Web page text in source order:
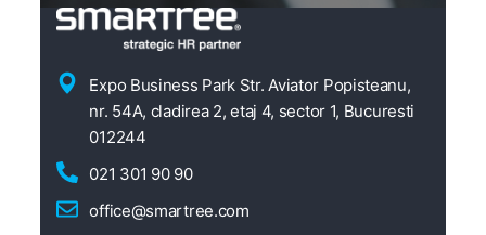
Expo Business Park Str. Aviator Popisteanu,
nr. 54A, cladirea 2, etaj 4, sector 1, Bucuresti
012244
021 301 90 90
office@smartree.com